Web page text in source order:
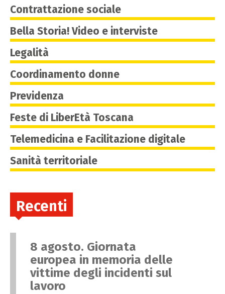
Contrattazione sociale
Bella Storia! Video e interviste
Legalità
Coordinamento donne
Previdenza
Feste di LiberEtà Toscana
Telemedicina e Facilitazione digitale
Sanità territoriale
Recenti
8 agosto. Giornata
europea in memoria delle
vittime degli incidenti sul
lavoro